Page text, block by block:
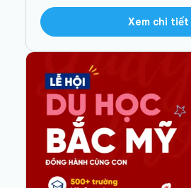
Xem chi tiết